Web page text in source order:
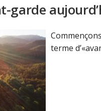
garde
terme